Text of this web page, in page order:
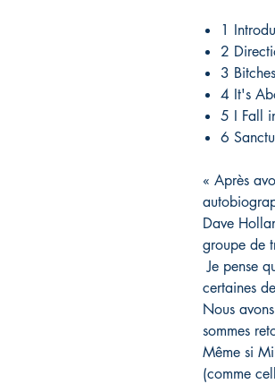
1
2
3
4 It's
5 I Fall
6
« Après
Dave
groupe de
Je pense
certaines
Nous
sommes
Même si
(comme